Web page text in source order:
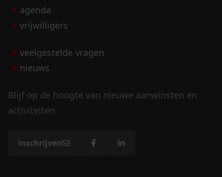
agenda
vrijwilligers
veelgestelde vragen
nieuws
Blijf op de hoogte van nieuwe aanwinsten en
activiteiten.
inschrijven